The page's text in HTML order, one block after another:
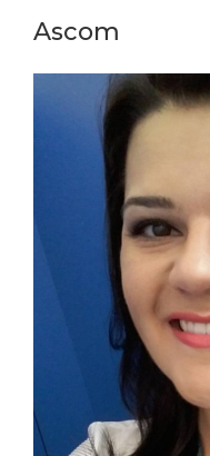
Ascom